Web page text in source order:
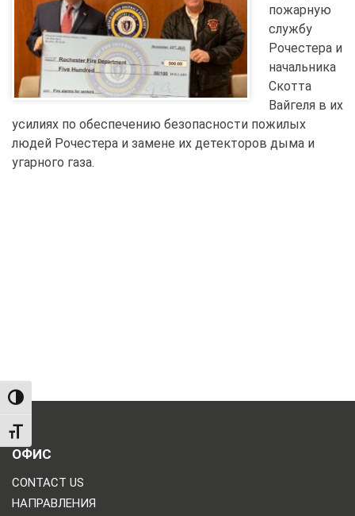
TOGGLE HIGH CONTRAST
TOGGLE FONT SIZE
пожарную
службу
Рочестера и
начальника
Скотта
Вайгеля в их
усилиях по обеспечению безопасности пожилых
людей Рочестера и замене их детекторов дыма и
угарного газа.
ОФИС
CONTACT US
НАПРАВЛЕНИЯ